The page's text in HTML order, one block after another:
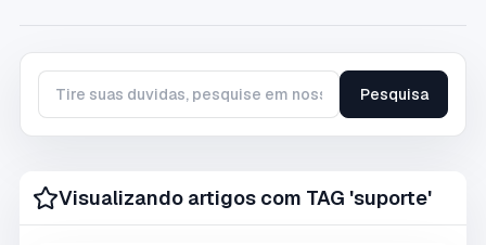
Tire suas duvidas, pesquise em nossa base de conhecimento
Pesquisa
Visualizando artigos com TAG 'suporte'